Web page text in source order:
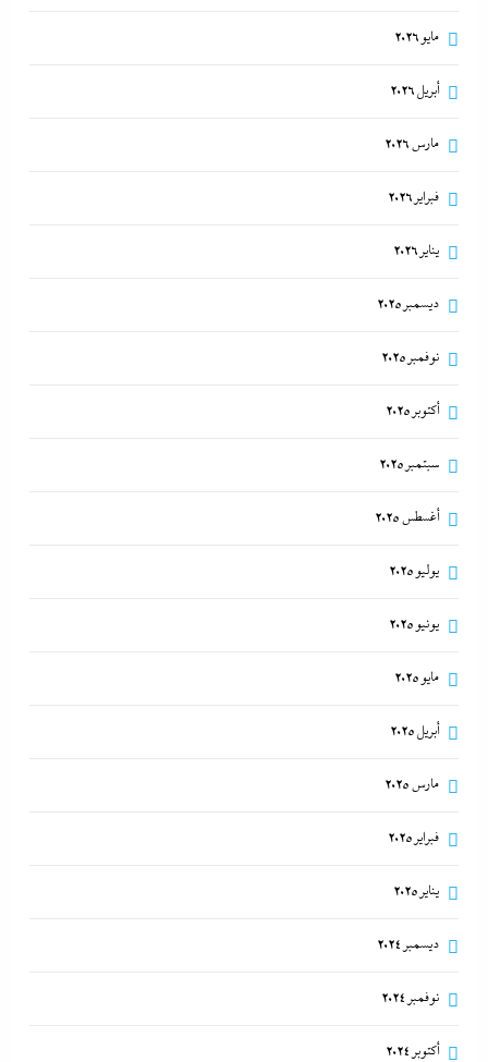
مايو 2026
أبريل 2026
مارس 2026
فبراير 2026
يناير 2026
ديسمبر 2025
نوفمبر 2025
أكتوبر 2025
سبتمبر 2025
أغسطس 2025
يوليو 2025
يونيو 2025
مايو 2025
أبريل 2025
مارس 2025
فبراير 2025
يناير 2025
ديسمبر 2024
نوفمبر 2024
أكتوبر 2024